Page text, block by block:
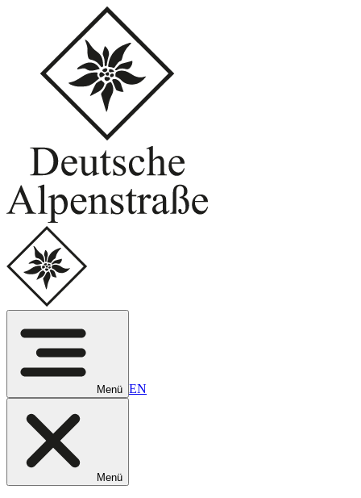
Menü EN
Menü